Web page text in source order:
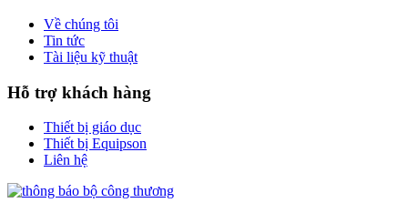
Về chúng tôi
Tin tức
Tài liệu kỹ thuật
Hỗ trợ khách hàng
Thiết bị giáo dục
Thiết bị Equipson
Liên hệ